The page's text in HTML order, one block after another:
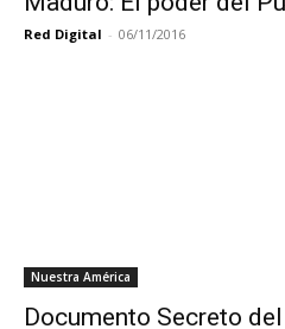
Red Digital - 06/11/2016
Nuestra América
Documento Secreto